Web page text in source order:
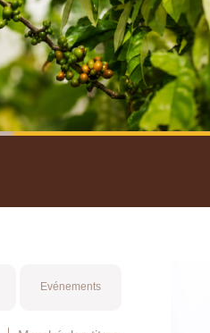
Evénements